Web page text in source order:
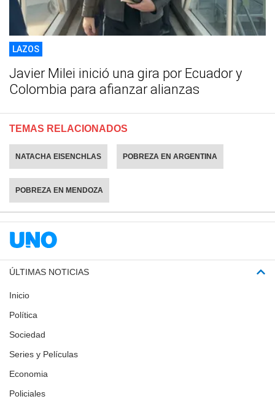
LAZOS
Javier Milei inició una gira por Ecuador y
Colombia para afianzar alianzas
TEMAS RELACIONADOS
NATACHA EISENCHLAS POBREZA EN ARGENTINA
POBREZA EN MENDOZA
ÚLTIMAS NOTICIAS
Inicio
Política
Sociedad
Series y Películas
Economia
Policiales